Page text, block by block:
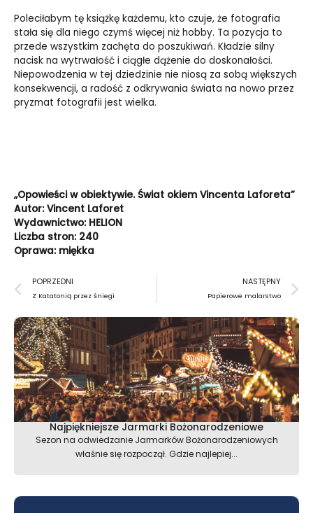
Poleciłabym tę książkę każdemu, kto czuje, że fotografia
stała się dla niego czymś więcej niż hobby. Ta pozycja to
przede wszystkim zachęta do poszukiwań. Kładzie silny
nacisk na wytrwałość i ciągłe dążenie do doskonałości.
Niepowodzenia w tej dziedzinie nie niosą za sobą większych
konsekwencji, a radość z odkrywania świata na nowo przez
pryzmat fotografii jest wielka.
„Opowieści w obiektywie. Świat okiem Vincenta Laforeta”
Autor: Vincent Laforet
Wydawnictwo: HELION
Liczba stron: 240
Oprawa: miękka
Prev
POPRZEDNI
Z Katatonią przez śniegi
NASTĘPNY
Papierowe malarstwo
Najpiękniejsze Jarmarki Bożonarodzeniowe
Sezon na odwiedzanie Jarmarków Bożonarodzeniowych
właśnie się rozpoczął. Gdzie najlepiej...